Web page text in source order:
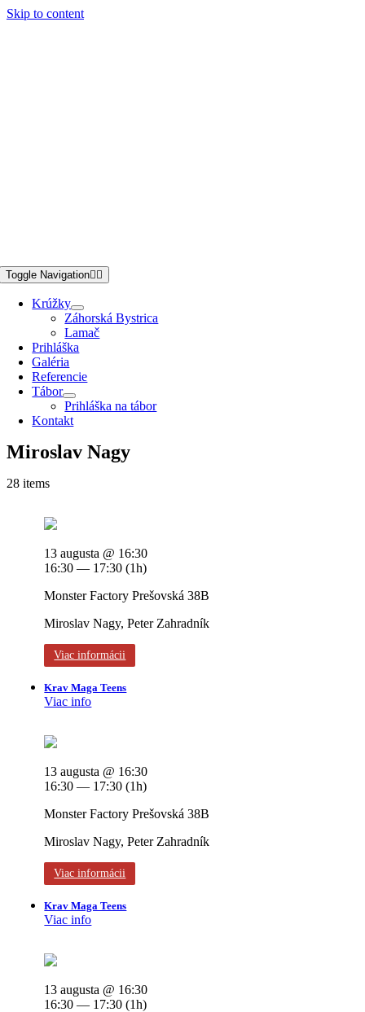
Skip to content
Toggle Navigation
Krúžky
Záhorská Bystrica
Lamač
Prihláška
Galéria
Referencie
Tábor
Prihláška na tábor
Kontakt
Miroslav Nagy
28 items
Krav Maga Teens
Viac info
13 augusta @ 16:30
16:30 — 17:30 (1h)
Monster Factory Prešovská 38B
Miroslav Nagy, Peter Zahradník
Viac informácii
Krav Maga Teens
Viac info
13 augusta @ 16:30
16:30 — 17:30 (1h)
Monster Factory Prešovská 38B
Miroslav Nagy, Peter Zahradník
Viac informácii
13 augusta @ 16:30
16:30 — 17:30 (1h)